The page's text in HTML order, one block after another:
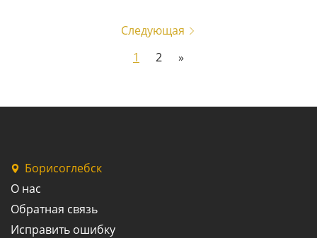
Следующая
1
2 »
Борисоглебск
О нас
Обратная связь
Исправить ошибку